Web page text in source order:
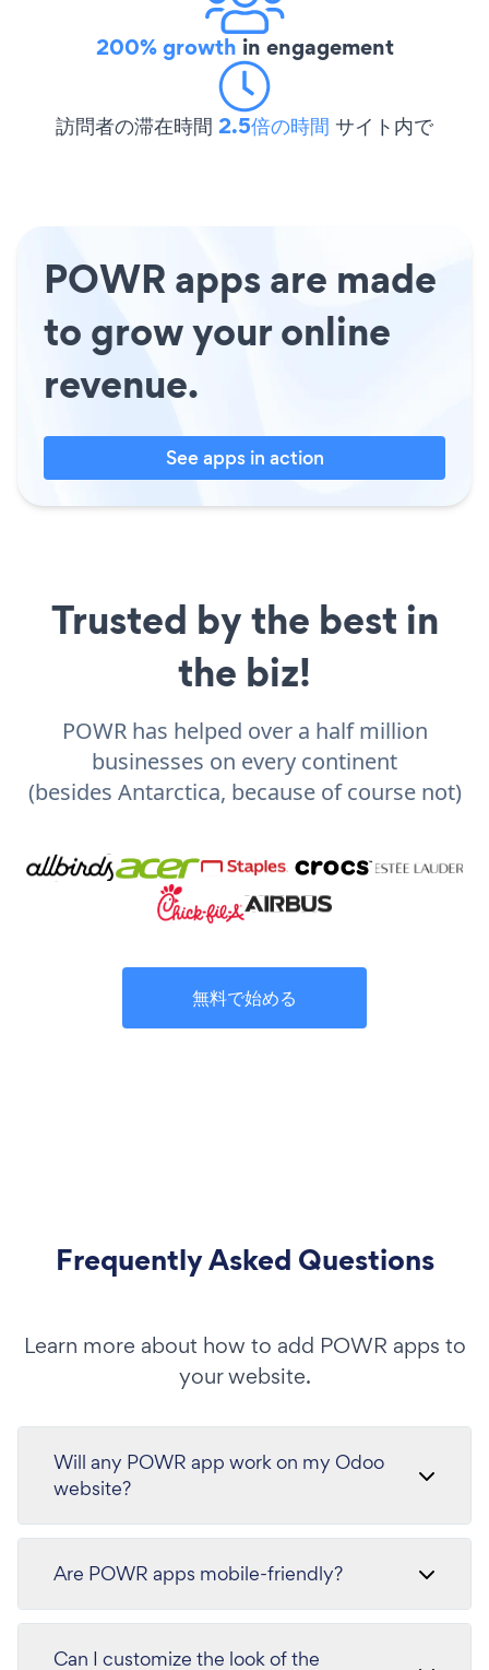
200% growth in engagement
訪問者の滞在時間 2.5倍の時間 サイト内で
POWR apps are made
to grow your online
revenue.
See apps in action
Trusted by the best in
the biz!
POWR has helped over a half million
businesses on every continent
(besides Antarctica, because of course not)
無料で始める
Frequently Asked Questions
Learn more about how to add POWR apps to
your website.
Will any POWR app work on my Odoo
website?
Are POWR apps mobile-friendly?
Can I customize the look of the